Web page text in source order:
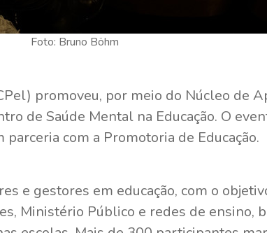
Foto: Bruno Böhm
promoveu, por meio do Núcleo de
de Saúde Mental na Educação. O
com a Promotoria de Educação.
e gestores em educação, com o
Ministério Público e redes de ensino,